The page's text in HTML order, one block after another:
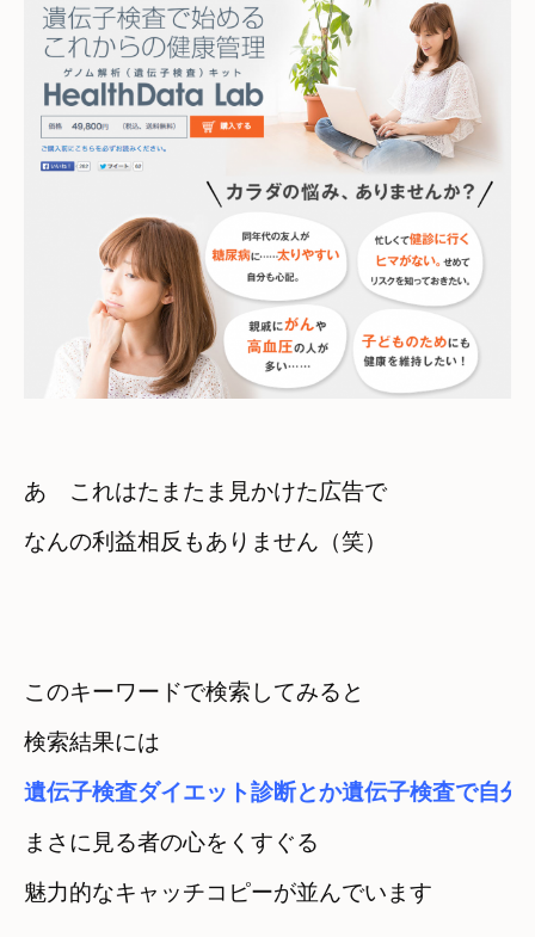
あ　これはたまたま見かけた広告で
なんの利益相反もありません（笑）
このキーワードで検索してみると
遺伝子検査ダイエット診断とか遺伝子検査で自分
まさに見る者の心をくすぐる
魅力的なキャッチコピーが並んでいます